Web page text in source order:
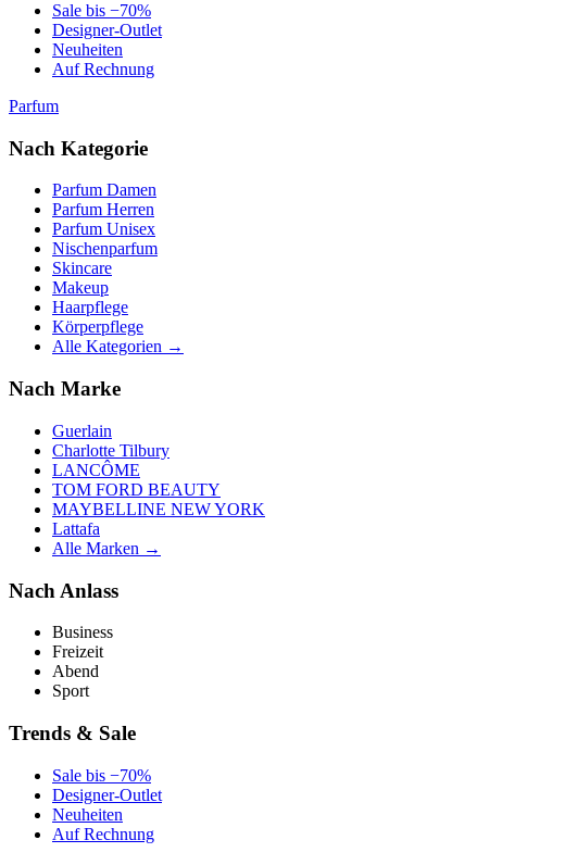
Sale bis −70%
Designer-Outlet
Neuheiten
Auf Rechnung
Parfum
Nach Kategorie
Parfum Damen
Parfum Herren
Parfum Unisex
Nischenparfum
Skincare
Makeup
Haarpflege
Körperpflege
Alle Kategorien →
Nach Marke
Guerlain
Charlotte Tilbury
LANCÔME
TOM FORD BEAUTY
MAYBELLINE NEW YORK
Lattafa
Alle Marken →
Nach Anlass
Business
Freizeit
Abend
Sport
Trends & Sale
Sale bis −70%
Designer-Outlet
Neuheiten
Auf Rechnung